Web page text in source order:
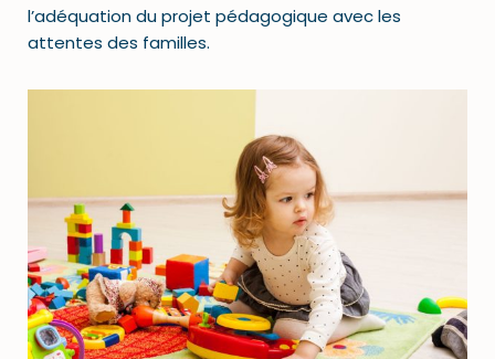
l’adéquation du projet pédagogique avec les
attentes des familles.